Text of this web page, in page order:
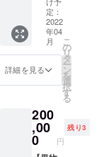
送料込
みで
す。 ※
画像は
イメー
ジで
状況に
よっ
て、内
容に若
夏・
秋・
冬）で
送付さ
せてい
ただき
ツの四
季をご
満喫く
ださ
１万
2,000円
引き！
旬の厳
選国産
フルー
ツを１
年間毎
け。
「フ
ルー
ツって
定：
2022
年04
月
詳細を見る
こ
の
リ
タ
ー
ン
を
選
択
す
る
200
,00
0 円
残り3